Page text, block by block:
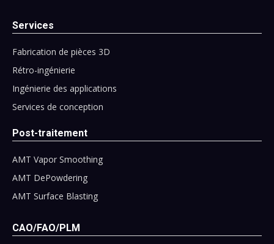
Services
Fabrication de pièces 3D
Rétro-ingénierie
Ingénierie des applications
Services de conception
Post-traitement
AMT Vapor Smoothing
AMT DePowdering
AMT Surface Blasting
CAO/FAO/PLM